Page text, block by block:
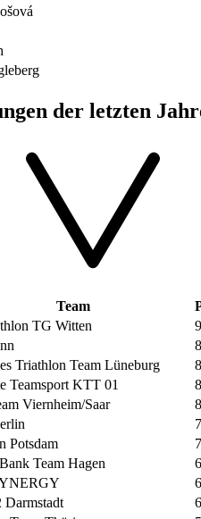
der letzten
Team
TG Witten
Triathlon Team Lüneburg
Teamsport KTT 01
Viernheim/Saar
Potsdam
Team Hagen
Darmstadt